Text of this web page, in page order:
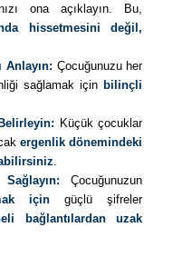
ona açıklayın. Bu,
hissetmesini değil,
Anlayın: Çocuğunuzu her
sağlamak içinbilinçli
Küçük çocuklar
ergenlik dönemindeki
Çocuğunuzun
için güçlü şifreler
bağlantılardan uzak